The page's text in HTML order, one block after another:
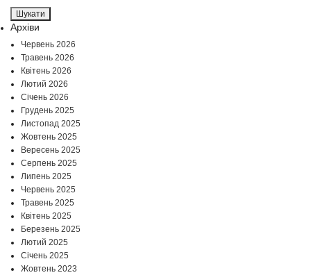
Архіви
Червень 2026
Травень 2026
Квітень 2026
Лютий 2026
Січень 2026
Грудень 2025
Листопад 2025
Жовтень 2025
Вересень 2025
Серпень 2025
Липень 2025
Червень 2025
Травень 2025
Квітень 2025
Березень 2025
Лютий 2025
Січень 2025
Жовтень 2023